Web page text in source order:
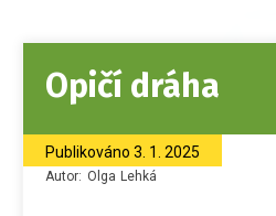
Opičí dráha
Publikováno 3. 1. 2025
Autor: Olga Lehká